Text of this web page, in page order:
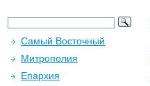
Самый Восточный
Митрополия
Епархия